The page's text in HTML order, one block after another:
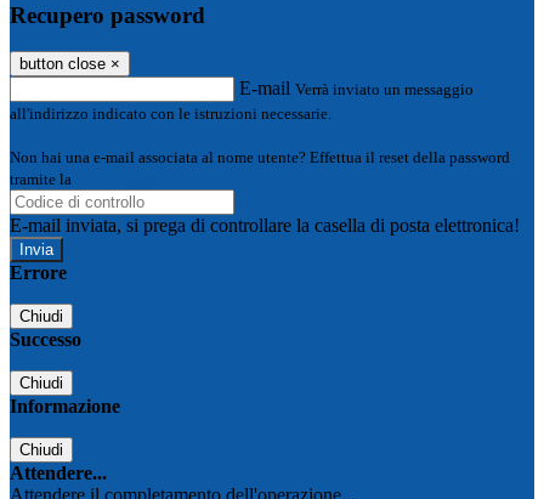
Recupero password
button close ×
E-mail Verrà inviato un messaggio
all'indirizzo indicato con le istruzioni necessarie.
Non hai una e-mail associata al nome utente? Effettua il reset della password
tramite la
E-mail inviata, si prega di controllare la casella di posta elettronica!
Errore
Chiudi
Successo
Chiudi
Informazione
Chiudi
Attendere...